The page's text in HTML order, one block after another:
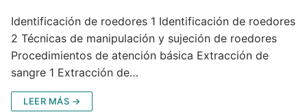
Identificación de roedores 1 Identificación de roedores
2 Técnicas de manipulación y sujeción de roedores
Procedimientos de atención básica Extracción de
sangre 1 Extracción de…
LEER MÁS →